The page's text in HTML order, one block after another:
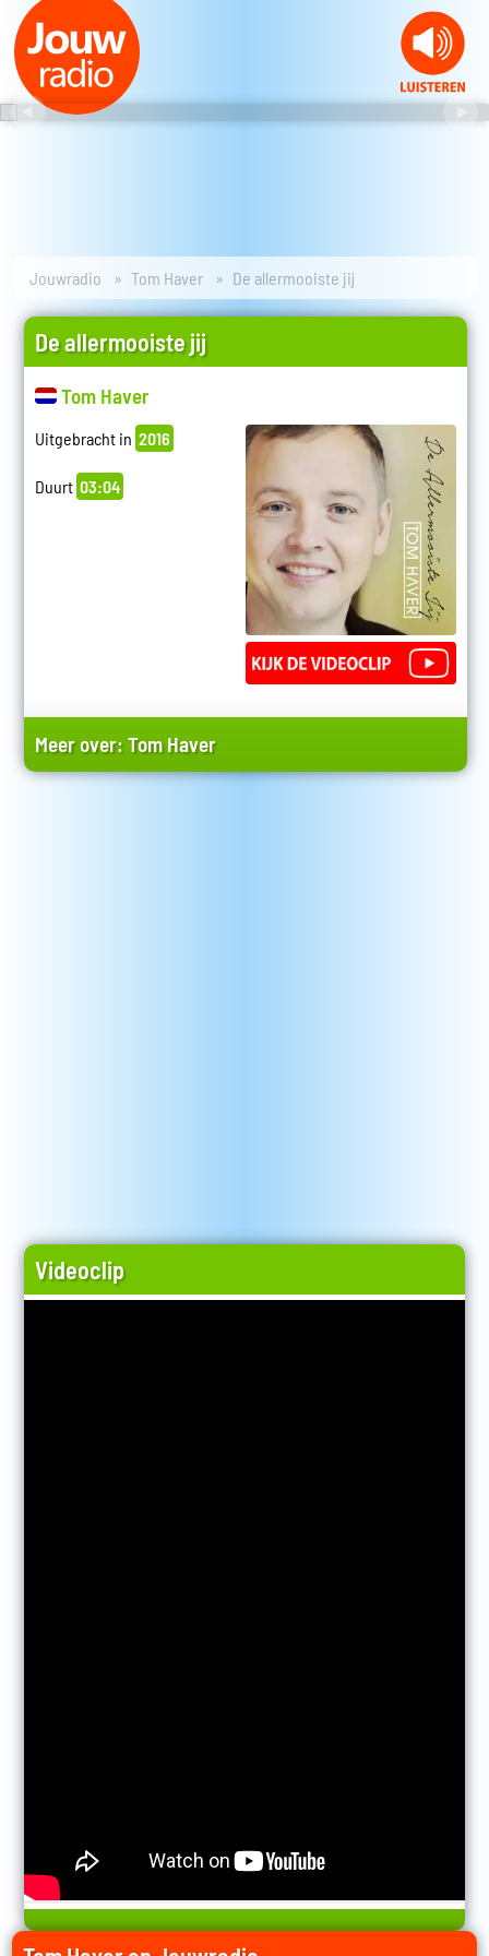
Jouwradio Tom Haver De allermooiste jij
De allermooiste jij
Tom Haver
Uitgebracht in 2016
Duurt 03:04
Meer over:Tom Haver
Videoclip